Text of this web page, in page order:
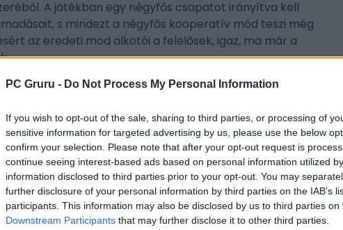
PC Gruru - Do Not Process My Personal Information
If you wish to opt-out of the sale, sharing to third parties, or processing of
sensitive information for targeted advertising by us, please use the below
confirm your selection. Please note that after your opt-out request is
continue seeing interest-based ads based on personal information utilized
information disclosed to third parties prior to your opt-out. You may
further disclosure of your personal information by third parties on the IAB’s
participants. This information may also be disclosed by us to third parties on
Downstream Participants that may further disclose it to other third parties.
A játékban egy négyfős csapatot irányítva kell
s mindezt a négyfős kooperatív mód teszi még
az eredeti mod alkotói a felelősek, igaz, ma már a